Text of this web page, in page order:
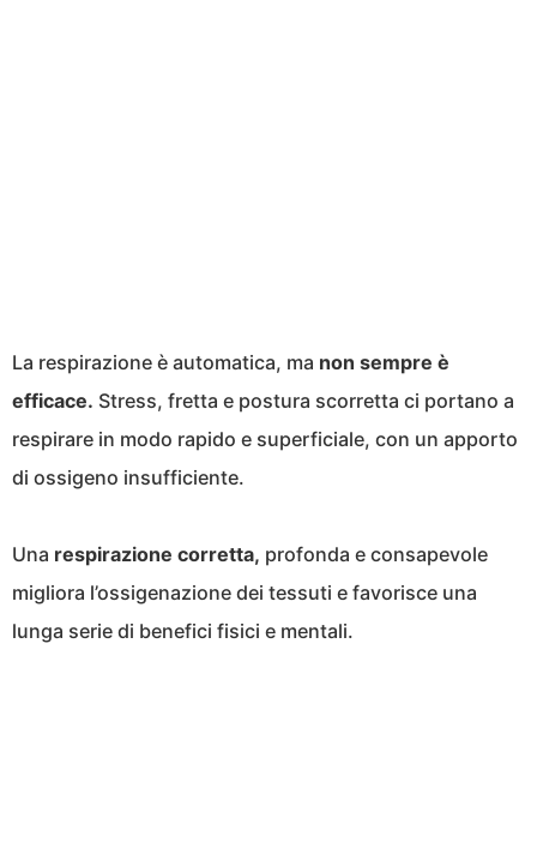
La respirazione è automatica, ma non sempre è
efficace. Stress, fretta e postura scorretta ci portano a
respirare in modo rapido e superficiale, con un apporto
di ossigeno insufficiente.
Una respirazione corretta, profonda e consapevole
migliora l’ossigenazione dei tessuti e favorisce una
lunga serie di benefici fisici e mentali.